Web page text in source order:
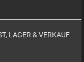
LAGER & VERKAUF